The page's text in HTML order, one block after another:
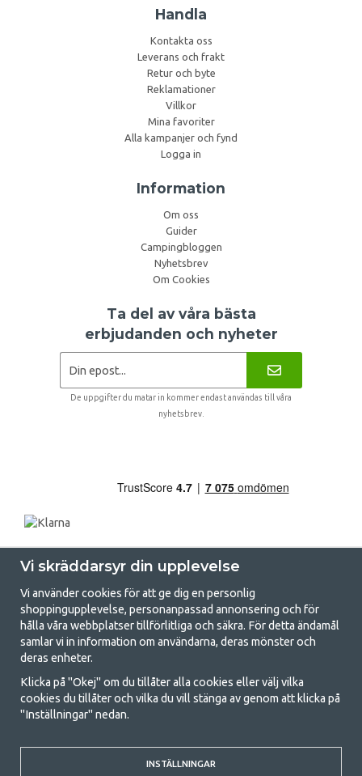
Handla
Kontakta oss
Leverans och frakt
Retur och byte
Reklamationer
Villkor
Mina favoriter
Alla kampanjer och fynd
Logga in
Information
Om oss
Guider
Campingbloggen
Nyhetsbrev
Om Cookies
Ta del av våra bästa
erbjudanden och nyheter
De uppgifter du matar in kommer endast användas till våra
nyhetsbrev.
GetCamping.se - Din butik för camping
och uteliv
Att campa kan antingen vara en livsstil eller ett sätt att samla familjen
för ett gemensamt äventyr. Oavsett vilken kategori du tillhör hittar du
med att campa så därför erbjuder vi riktigt bra priser på familjetält,
husvagnstält och all annan utrustning för camping och friluftsliv. Vårt
Vi skräddarsyr din upplevelse
Vi använder cookies för att ge dig en personlig
shoppingupplevelse, personanpassad annonsering och för
hålla våra webbplatser tillförlitliga och säkra. För detta ändamål
samlar vi in information om användarna, deras mönster och
deras enheter.
Klicka på "Okej" om du tillåter alla cookies eller välj vilka
cookies du tillåter och vilka du vill stänga av genom att klicka på
"Inställningar" nedan.
INSTÄLLNINGAR